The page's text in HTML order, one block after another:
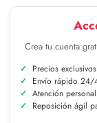
Crea tu cuenta
Precios
Envío rápido 24/
Atención
Reposición ágil